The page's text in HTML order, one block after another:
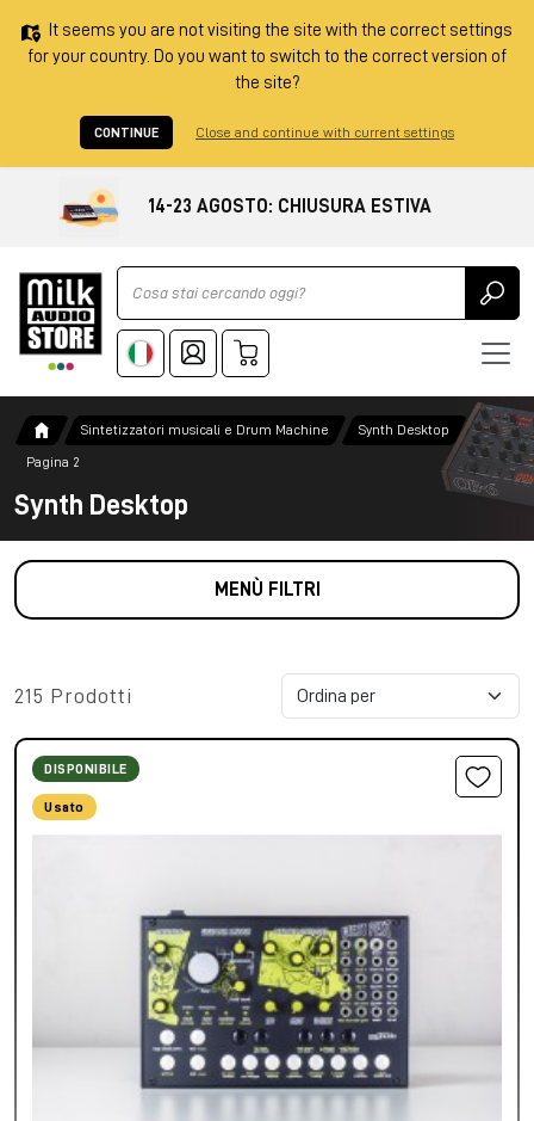
It seems you are not visiting the site with the correct settings
for your country. Do you want to switch to the correct version of
the site?
CONTINUE Close and continue with current settings
14-23 AGOSTO: CHIUSURA ESTIVA
Ricerca
Sintetizzatori musicali e Drum Machine Synth Desktop
Pagina 2
Synth Desktop
MENÙ FILTRI
215 Prodotti
DISPONIBILE
Usato